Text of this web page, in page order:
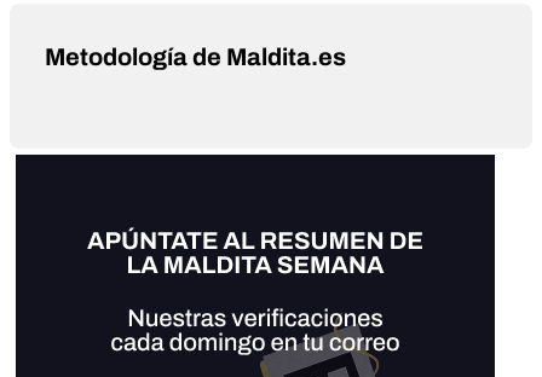
Metodología de Maldita.es